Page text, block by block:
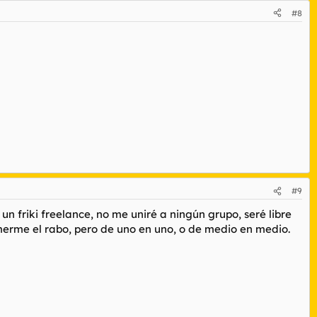
#8
#9
friki freelance, no me uniré a ningún grupo, seré libre
el rabo, pero de uno en uno, o de medio en medio.